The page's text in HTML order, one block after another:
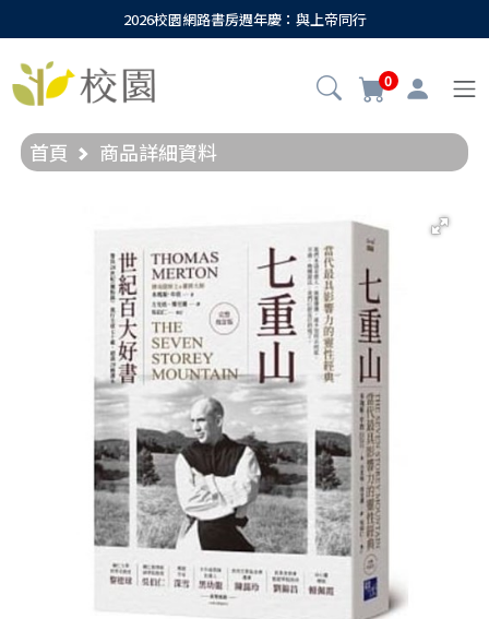
2026校園網路書房週年慶：與上帝同行
0
首頁 商品詳細資料